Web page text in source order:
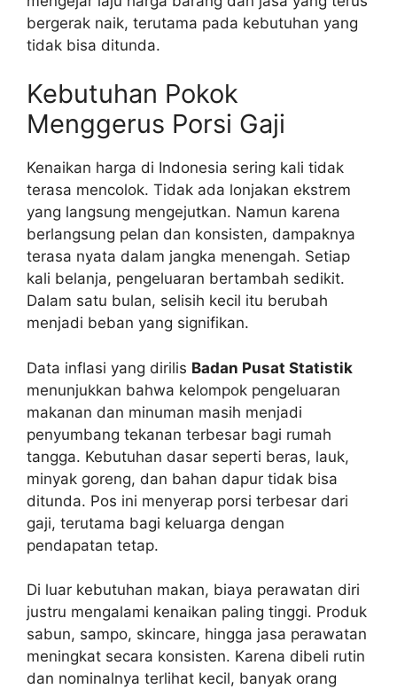
bergerak naik, terutama pada kebutuhan yang
tidak bisa ditunda.
Kebutuhan Pokok
Menggerus Porsi Gaji
Kenaikan harga di Indonesia sering kali tidak
terasa mencolok. Tidak ada lonjakan ekstrem
yang langsung mengejutkan. Namun karena
berlangsung pelan dan konsisten, dampaknya
terasa nyata dalam jangka menengah. Setiap
kali belanja, pengeluaran bertambah sedikit.
Dalam satu bulan, selisih kecil itu berubah
menjadi beban yang signifikan.
Data inflasi yang dirilis Badan Pusat Statistik
menunjukkan bahwa kelompok pengeluaran
makanan dan minuman masih menjadi
penyumbang tekanan terbesar bagi rumah
tangga. Kebutuhan dasar seperti beras, lauk,
minyak goreng, dan bahan dapur tidak bisa
ditunda. Pos ini menyerap porsi terbesar dari
gaji, terutama bagi keluarga dengan
pendapatan tetap.
Di luar kebutuhan makan, biaya perawatan diri
justru mengalami kenaikan paling tinggi. Produk
sabun, sampo, skincare, hingga jasa perawatan
meningkat secara konsisten. Karena dibeli rutin
dan nominalnya terlihat kecil, banyak orang